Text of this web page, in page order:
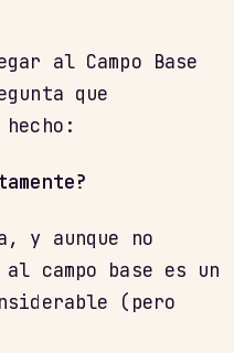
al Campo Base
que
y aunque no
campo base es un
(pero